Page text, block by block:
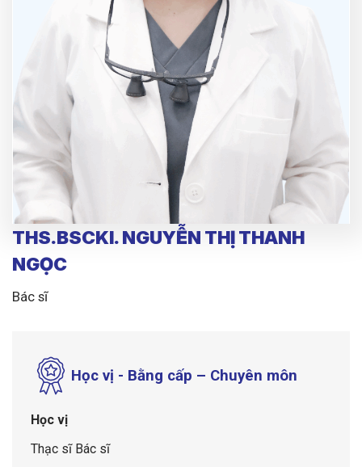
THS.BSCKI. NGUYỄN THỊ THANH
NGỌC
Bác sĩ
Học vị - Bằng cấp – Chuyên môn
Học vị
Thạc sĩ Bác sĩ